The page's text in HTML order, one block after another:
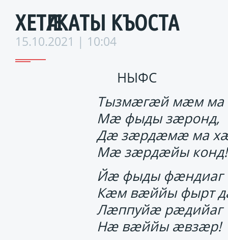
ХЕТӔГКАТЫ КЪОСТА
15.10.2021 | 10:04
НЫФС
Тызмӕгӕй мӕм ма
Мӕ фыды зӕронд,
Дӕ зӕрдӕмӕ ма
Мӕ зӕрдӕйы конд!
Йӕ фыды фӕндиаг
Кӕм вӕййы фырт
Лӕппуйӕ рӕдийаг
Нӕ вӕййы ӕвзӕр!